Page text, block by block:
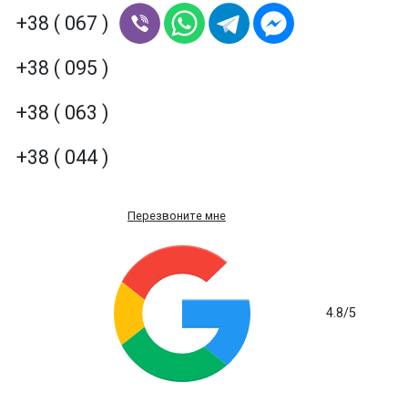
+38 ( 067 )
+38 ( 095 )
+38 ( 063 )
+38 ( 044 )
Перезвоните мне
4.8/5